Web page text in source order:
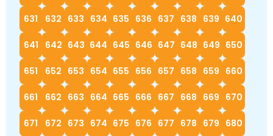
631 632 633 634 635 636 637 638 639 640
641 642 643 644 645 646 647 648 649 650
651 652 653 654 655 656 657 658 659 660
661 662 663 664 665 666 667 668 669 670
671 672 673 674 675 676 677 678 679 680